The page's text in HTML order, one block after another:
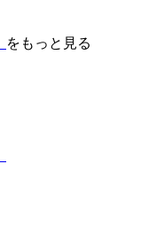
をもっと見る